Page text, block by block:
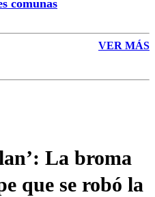
comunas
VER MÁS
La broma
que se robó la